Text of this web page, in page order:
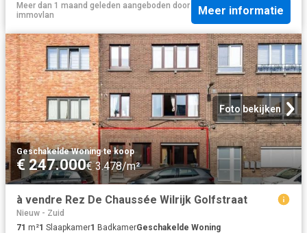
Meer dan 1 maand geleden aangeboden door
immovlan
Meer informatie
Foto bekijken
Geschakelde Woning·te koop
€ 247.000€ 3.478/m²
à vendre Rez De Chaussée Wilrijk Golfstraat
Nieuw - Zuid
71 m²1 Slaapkamer1 BadkamerGeschakelde Woning